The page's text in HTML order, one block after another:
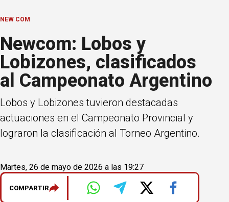
NEW COM
Newcom: Lobos y
Lobizones, clasificados
al Campeonato Argentino
Lobos y Lobizones tuvieron destacadas
actuaciones en el Campeonato Provincial y
lograron la clasificación al Torneo Argentino.
Martes, 26 de mayo de 2026 a las 19:27
COMPARTIR